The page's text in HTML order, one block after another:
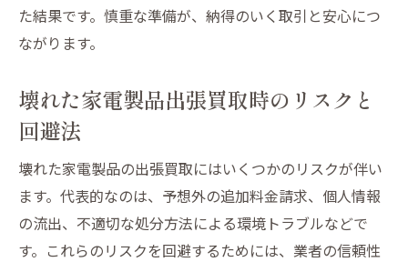
た結果です。慎重な準備が、納得のいく取引と安心につ
ながります。
壊れた家電製品出張買取時のリスクと
回避法
壊れた家電製品の出張買取にはいくつかのリスクが伴い
ます。代表的なのは、予想外の追加料金請求、個人情報
の流出、不適切な処分方法による環境トラブルなどで
す。これらのリスクを回避するためには、業者の信頼性